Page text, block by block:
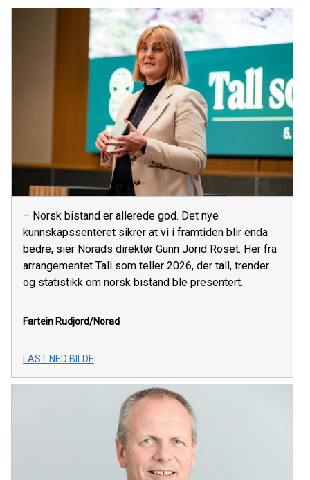
– Norsk bistand er allerede god. Det nye
kunnskapssenteret sikrer at vi i framtiden blir enda
bedre, sier Norads direktør Gunn Jorid Roset. Her fra
arrangementet Tall som teller 2026, der tall, trender
og statistikk om norsk bistand ble presentert.
Fartein Rudjord/Norad
LAST NED BILDE